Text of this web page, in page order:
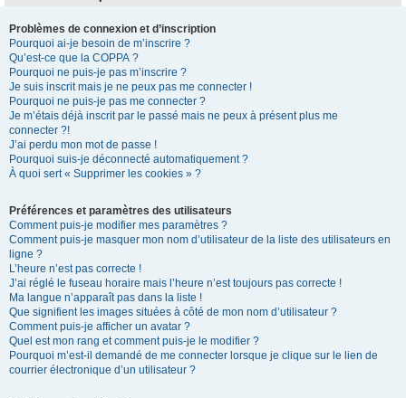
Problèmes de connexion et d’inscription
Pourquoi ai-je besoin de m’inscrire ?
Qu’est-ce que la COPPA ?
Pourquoi ne puis-je pas m’inscrire ?
Je suis inscrit mais je ne peux pas me connecter !
Pourquoi ne puis-je pas me connecter ?
Je m’étais déjà inscrit par le passé mais ne peux à présent plus me
connecter ?!
J’ai perdu mon mot de passe !
Pourquoi suis-je déconnecté automatiquement ?
À quoi sert « Supprimer les cookies » ?
Préférences et paramètres des utilisateurs
Comment puis-je modifier mes paramètres ?
Comment puis-je masquer mon nom d’utilisateur de la liste des utilisateurs en
ligne ?
L’heure n’est pas correcte !
J’ai réglé le fuseau horaire mais l’heure n’est toujours pas correcte !
Ma langue n’apparaît pas dans la liste !
Que signifient les images situées à côté de mon nom d’utilisateur ?
Comment puis-je afficher un avatar ?
Quel est mon rang et comment puis-je le modifier ?
Pourquoi m’est-il demandé de me connecter lorsque je clique sur le lien de
courrier électronique d’un utilisateur ?